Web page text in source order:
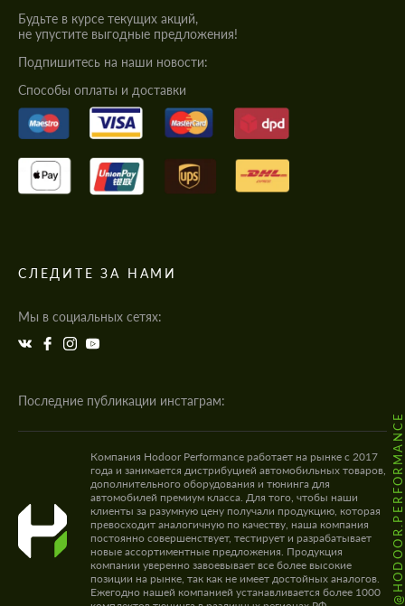
Будьте в курсе текущих акций,
не упустите выгодные предложения!
Подпишитесь на наши новости:
Cпособы оплаты и доставки
СЛЕДИТЕ ЗА НАМИ
Мы в социальных сетях:
Последние публикации инстаграм:
@HODOOR.PERFORMANCE
Компания Hodoor Performance работает на рынке с 2017
года и занимается дистрибуцией автомобильных товаров,
дополнительного оборудования и тюнинга для
автомобилей премиум класса. Для того, чтобы наши
клиенты за разумную цену получали продукцию, которая
превосходит аналогичную по качеству, наша компания
постоянно совершенствует, тестирует и разрабатывает
новые ассортиментные предложения. Продукция
компании уверенно завоевывает все более высокие
позиции на рынке, так как не имеет достойных аналогов.
Ежегодно нашей компанией устанавливается более 1000